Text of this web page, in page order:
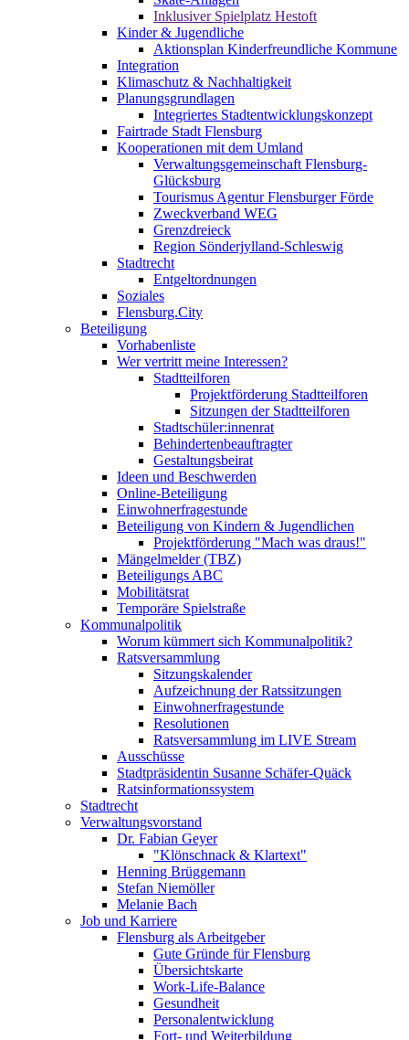
Inklusiver Spielplatz Hestoft
Kinder & Jugendliche
Aktionsplan Kinderfreundliche Kommune
Integration
Klimaschutz & Nachhaltigkeit
Planungsgrundlagen
Integriertes Stadtentwicklungskonzept
Fairtrade Stadt Flensburg
Kooperationen mit dem Umland
Verwaltungsgemeinschaft Flensburg-
Glücksburg
Tourismus Agentur Flensburger Förde
Zweckverband WEG
Grenzdreieck
Region Sönderjylland-Schleswig
Stadtrecht
Entgeltordnungen
Soziales
Flensburg.City
Beteiligung
Vorhabenliste
Wer vertritt meine Interessen?
Stadtteilforen
Projektförderung Stadtteilforen
Sitzungen der Stadtteilforen
Stadtschüler:innenrat
Behindertenbeauftragter
Gestaltungsbeirat
Ideen und Beschwerden
Online-Beteiligung
Einwohnerfragestunde
Beteiligung von Kindern & Jugendlichen
Projektförderung "Mach was draus!"
Mängelmelder (TBZ)
Beteiligungs ABC
Mobilitätsrat
Temporäre Spielstraße
Kommunalpolitik
Worum kümmert sich Kommunalpolitik?
Ratsversammlung
Sitzungskalender
Aufzeichnung der Ratssitzungen
Einwohnerfragestunde
Resolutionen
Ratsversammlung im LIVE Stream
Ausschüsse
Stadtpräsidentin Susanne Schäfer-Quäck
Ratsinformationssystem
Stadtrecht
Verwaltungsvorstand
Dr. Fabian Geyer
"Klönschnack & Klartext"
Henning Brüggemann
Stefan Niemöller
Melanie Bach
Job und Karriere
Flensburg als Arbeitgeber
Gute Gründe für Flensburg
Übersichtskarte
Work-Life-Balance
Gesundheit
Personalentwicklung
Fort- und Weiterbildung